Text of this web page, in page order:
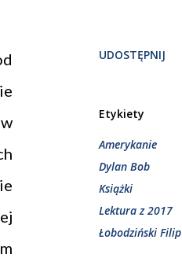
UDOSTĘPNIJ
Etykiety
Amerykanie
Dylan Bob
Książki
Lektura z 2017
Łobodziński Filip